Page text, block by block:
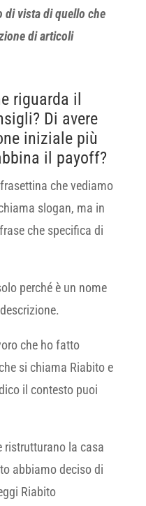
di vista di quello che
di articoli
riguarda il
Di avere
iniziale più
il payoff?
che vediamo
slogan, ma in
che specifica di
perché è un nome
che ho fatto
si chiama Riabito e
il contesto puoi
ristrutturano la casa
abbiamo deciso di
Riabito